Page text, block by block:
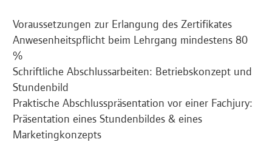
Voraussetzungen zur Erlangung des Zertifikates
Anwesenheitspflicht beim Lehrgang mindestens 80
%
Schriftliche Abschlussarbeiten: Betriebskonzept und
Stundenbild
Praktische Abschlusspräsentation vor einer Fachjury:
Präsentation eines Stundenbildes & eines
Marketingkonzepts